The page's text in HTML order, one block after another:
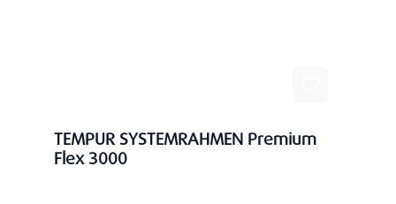
TEMPUR SYSTEMRAHMEN Premium
Flex 3000